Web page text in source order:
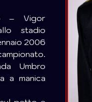
– Vigor
stadio
2006
Umbro
a manica